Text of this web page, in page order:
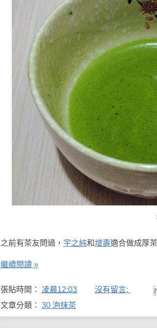
之前有茶友問過， 宇之純和增壽適合做成厚
繼續閱讀 »
張貼時間： 凌晨12:03
沒有留言:
文章分類： 30 泡抹茶